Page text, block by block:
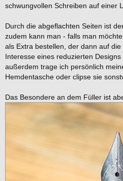
schwungvollen Schreiben auf einer
Durch die abgeflachten Seiten ist
zudem kann man - falls man
als Extra bestellen, der dann auf
Interesse eines reduzierten
außerdem trage ich persönlich
Hemdentasche oder clipse sie
Das Besondere an dem Füller ist